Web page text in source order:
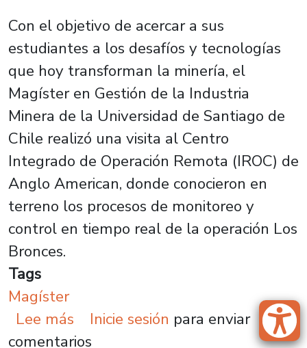
Con el objetivo de acercar a sus
estudiantes a los desafíos y tecnologías
que hoy transforman la minería, el
Magíster en Gestión de la Industria
Minera de la Universidad de Santiago de
Chile realizó una visita al Centro
Integrado de Operación Remota (IROC) de
Anglo American, donde conocieron en
terreno los procesos de monitoreo y
control en tiempo real de la operación Los
Bronces.
Tags
Magíster
Lee más sobre Estudiantes del Magíster
Inicie sesión para enviar
comentarios